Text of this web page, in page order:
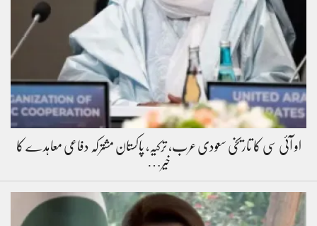
او آئی سی کا تاریخی سعودی عرب، ترکیہ، پاکستان مشترکہ دفاعی معاہدے کا
خیر…